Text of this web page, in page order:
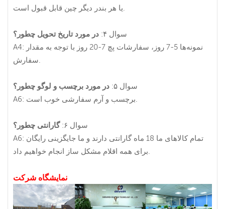
سوال ۴:
در مورد تاریخ تحویل چطور؟
A4: نمونه‌ها 5-7 روز، سفارشات پچ 7-20 روز با توجه به مقدار
سوال ۵:
در مورد برچسب و لوگو چطور؟
سوال ۶:
گارانتی چطور؟
A6: تمام کالاهای ما 18 ماه گارانتی دارند و ما جایگزینی رایگان
نمایشگاه شرکت